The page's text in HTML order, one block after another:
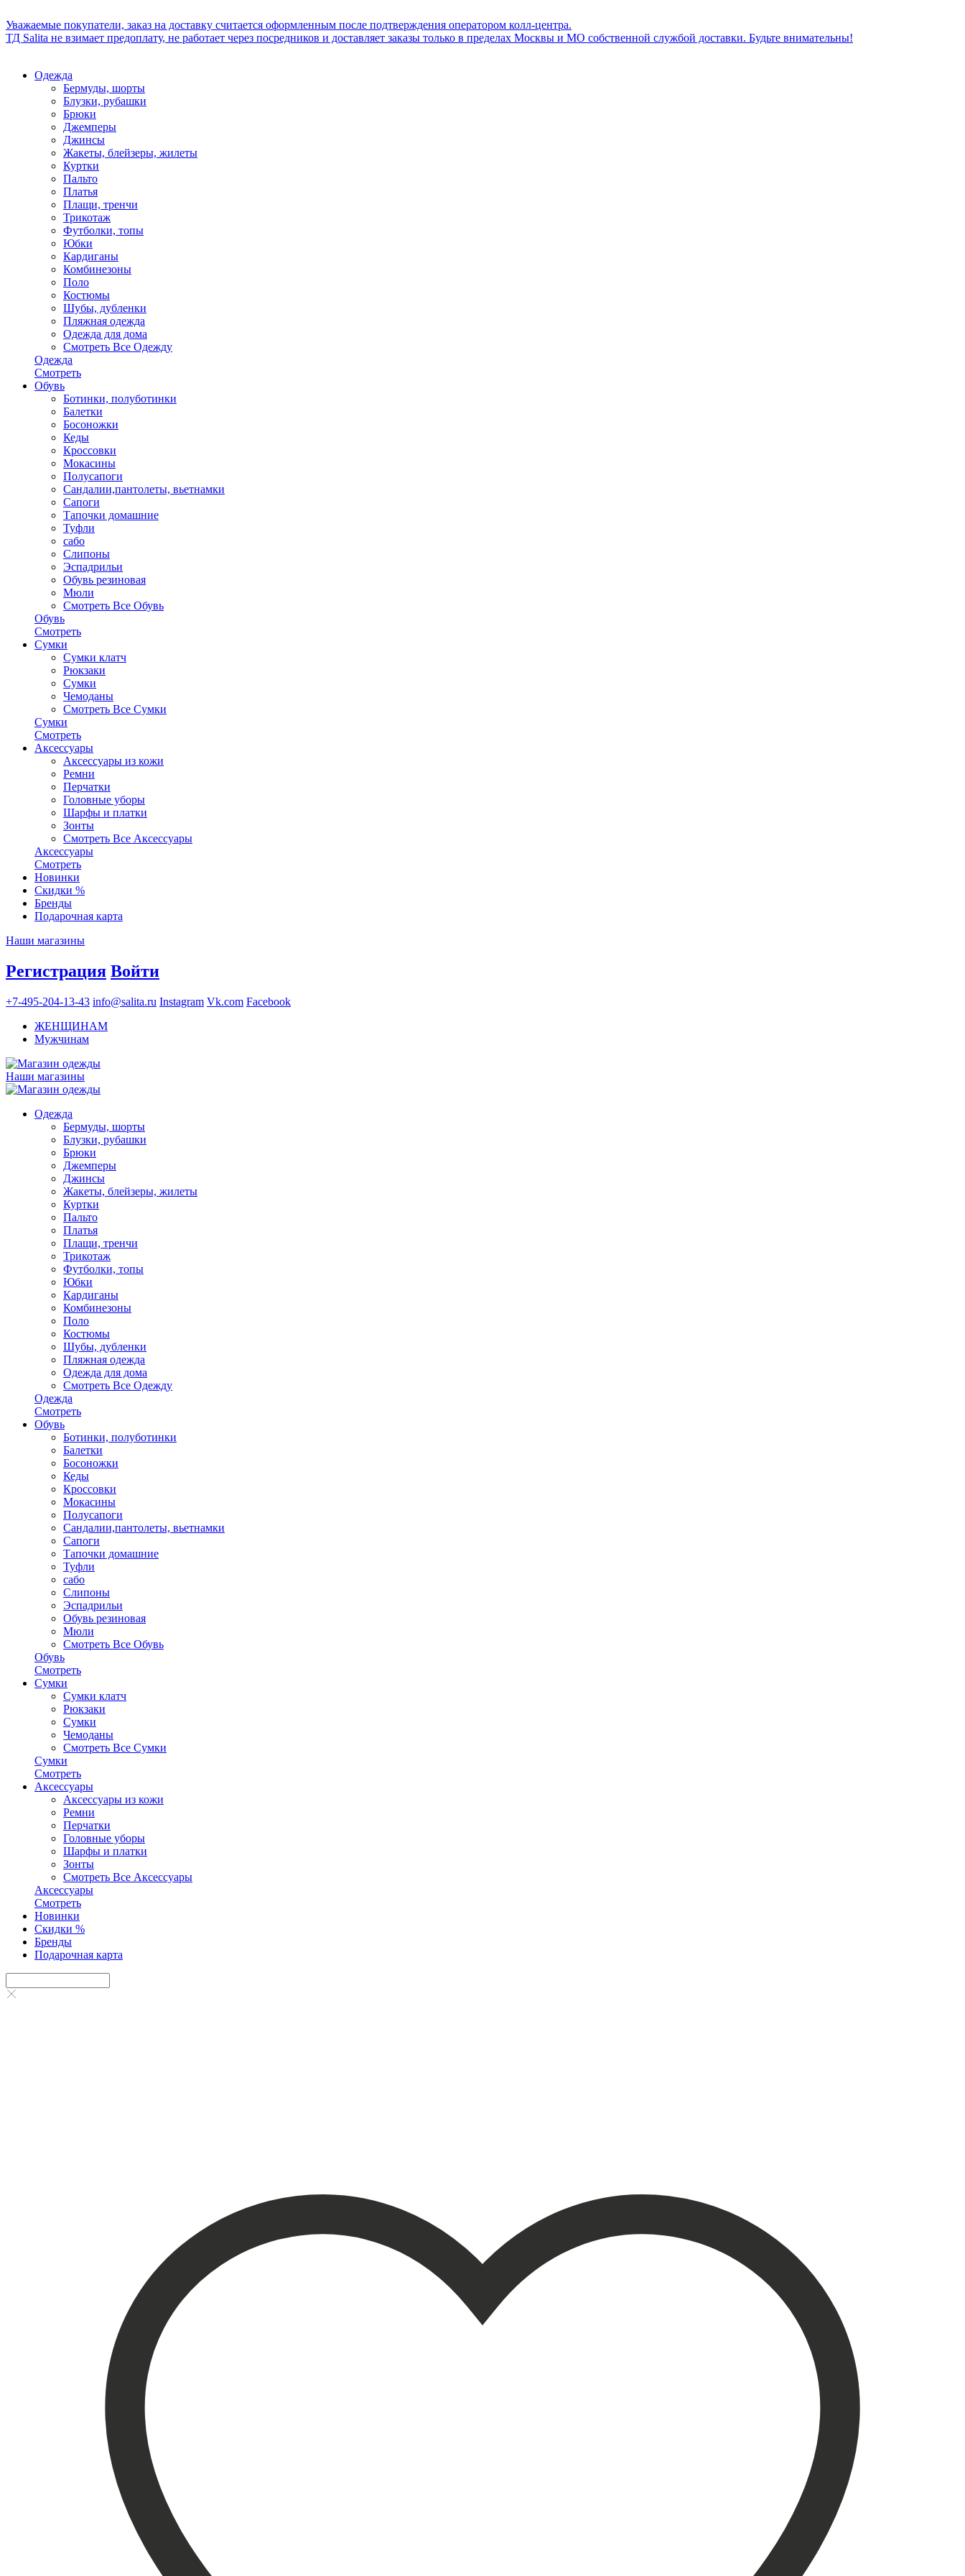
Уважаемые покупатели, заказ на доставку считается оформленным после подтверждения оператором колл-центра.
ТД Salita не взимает предоплату, не работает через посредников и доставляет заказы только в пределах Москвы и МО собственной службой доставки. Будьте внимательны!
Одежда
Бермуды, шорты
Блузки, рубашки
Брюки
Джемперы
Джинсы
Жакеты, блейзеры, жилеты
Куртки
Пальто
Платья
Плащи, тренчи
Трикотаж
Футболки, топы
Юбки
Кардиганы
Комбинезоны
Поло
Костюмы
Шубы, дубленки
Пляжная одежда
Одежда для дома
Смотреть Все Одежду
Одежда
Смотреть
Обувь
Ботинки, полуботинки
Балетки
Босоножки
Кеды
Кроссовки
Мокасины
Полусапоги
Сандалии,пантолеты, вьетнамки
Сапоги
Тапочки домашние
Туфли
сабо
Слипоны
Эспадрильи
Обувь резиновая
Мюли
Смотреть Все Обувь
Обувь
Смотреть
Сумки
Сумки клатч
Рюкзаки
Сумки
Чемоданы
Смотреть Все Сумки
Сумки
Смотреть
Аксессуары
Аксессуары из кожи
Ремни
Перчатки
Головные уборы
Шарфы и платки
Зонты
Смотреть Все Аксессуары
Аксессуары
Смотреть
Новинки
Скидки %
Бренды
Подарочная карта
Наши магазины
Регистрация Войти
+7-495-204-13-43 info@salita.ru Instagram Vk.com Facebook
ЖЕНЩИНАМ
Мужчинам
Наши магазины
Одежда
Бермуды, шорты
Блузки, рубашки
Брюки
Джемперы
Джинсы
Жакеты, блейзеры, жилеты
Куртки
Пальто
Платья
Плащи, тренчи
Трикотаж
Футболки, топы
Юбки
Кардиганы
Комбинезоны
Поло
Костюмы
Шубы, дубленки
Пляжная одежда
Одежда для дома
Смотреть Все Одежду
Одежда
Смотреть
Обувь
Ботинки, полуботинки
Балетки
Босоножки
Кеды
Кроссовки
Мокасины
Полусапоги
Сандалии,пантолеты, вьетнамки
Сапоги
Тапочки домашние
Туфли
сабо
Слипоны
Эспадрильи
Обувь резиновая
Мюли
Смотреть Все Обувь
Обувь
Смотреть
Сумки
Сумки клатч
Рюкзаки
Сумки
Чемоданы
Смотреть Все Сумки
Сумки
Смотреть
Аксессуары
Аксессуары из кожи
Ремни
Перчатки
Головные уборы
Шарфы и платки
Зонты
Смотреть Все Аксессуары
Аксессуары
Смотреть
Новинки
Скидки %
Бренды
Подарочная карта